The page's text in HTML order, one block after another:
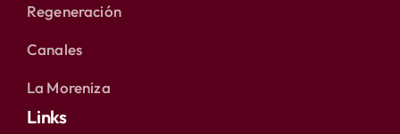
Regeneración
Canales
La Moreniza
Links